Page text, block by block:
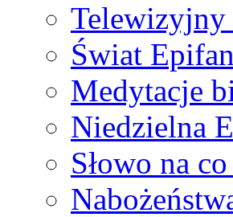
Świat
Medytacje
Niedzielna
Słowo na